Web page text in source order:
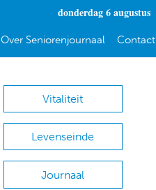
donderdag 6 augustus
Over Seniorenjournaal Contact
Vitaliteit
Levenseinde
Journaal